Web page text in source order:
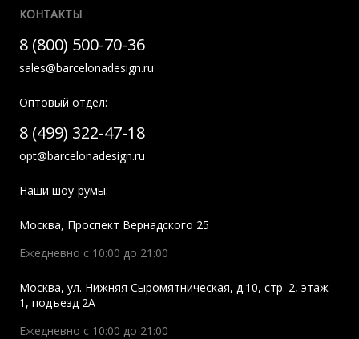
КОНТАКТЫ
8 (800) 500-70-36
sales@barcelonadesign.ru
Оптовый отдел:
8 (499) 322-47-18
opt@barcelonadesign.ru
Наши шоу-румы:
Москва, Проспект Вернадского 25
Ежедневно с 10:00 до 21:00
Москва, ул. Нижняя Сыромятническая, д.10, стр. 2, этаж
1, подъезд 2A
Ежедневно с 10:00 до 21:00